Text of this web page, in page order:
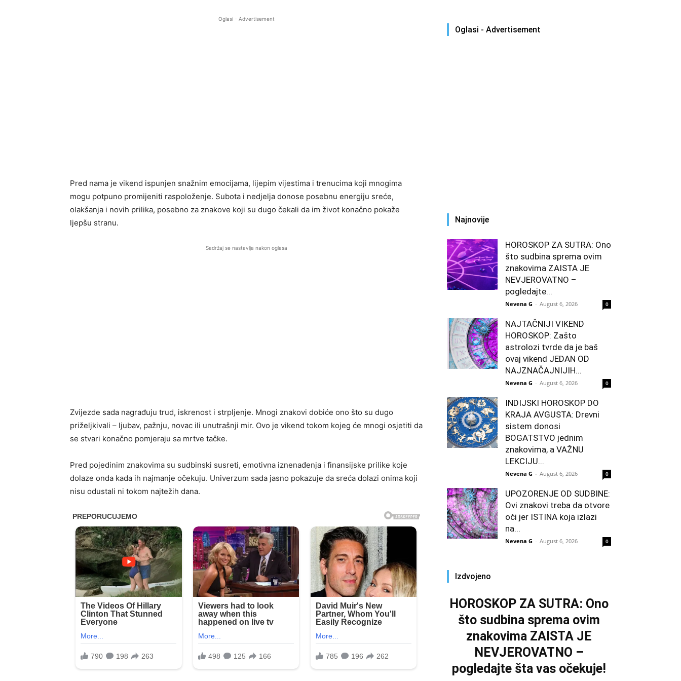
Oglasi - Advertisement
Pred nama je vikend ispunjen snažnim emocijama, lijepim vijestima i trenucima koji mnogima
mogu potpuno promijeniti raspoloženje. Subota i nedjelja donose posebnu energiju sreće,
olakšanja i novih prilika, posebno za znakove koji su dugo čekali da im život konačno pokaže
ljepšu stranu.
Sadržaj se nastavlja nakon oglasa
Zvijezde sada nagrađuju trud, iskrenost i strpljenje. Mnogi znakovi dobiće ono što su dugo
priželjkivali – ljubav, pažnju, novac ili unutrašnji mir. Ovo je vikend tokom kojeg će mnogi osjetiti da
se stvari konačno pomjeraju sa mrtve tačke.
Pred pojedinim znakovima su sudbinski susreti, emotivna iznenađenja i finansijske prilike koje
dolaze onda kada ih najmanje očekuju. Univerzum sada jasno pokazuje da sreća dolazi onima koji
nisu odustali ni tokom najtežih dana.
Oglasi - Advertisement
Najnovije
HOROSKOP ZA SUTRA: Ono
što sudbina sprema ovim
znakovima ZAISTA JE
NEVJEROVATNO –
pogledajte...
Nevena G - August 6, 2026 0
NAJTAČNIJI VIKEND
HOROSKOP: Zašto
astrolozi tvrde da je baš
ovaj vikend JEDAN OD
NAJZNAČAJNIJIH...
Nevena G - August 6, 2026 0
INDIJSKI HOROSKOP DO
KRAJA AVGUSTA: Drevni
sistem donosi
BOGATSTVO jednim
znakovima, a VAŽNU
LEKCIJU...
Nevena G - August 6, 2026 0
UPOZORENJE OD SUDBINE:
Ovi znakovi treba da otvore
oči jer ISTINA koja izlazi
na...
Nevena G - August 6, 2026 0
Izdvojeno
HOROSKOP ZA SUTRA: Ono
što sudbina sprema ovim
znakovima ZAISTA JE
NEVJEROVATNO –
pogledajte šta vas očekuje!